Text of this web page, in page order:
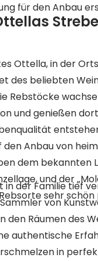
für den Anbau
Ottella, in der
beliebten
Rebstöcke
und genießen
Anbau von
dem bekannten
und der
sehr
in der Familie tief
von
den Räumen des
authentische
in